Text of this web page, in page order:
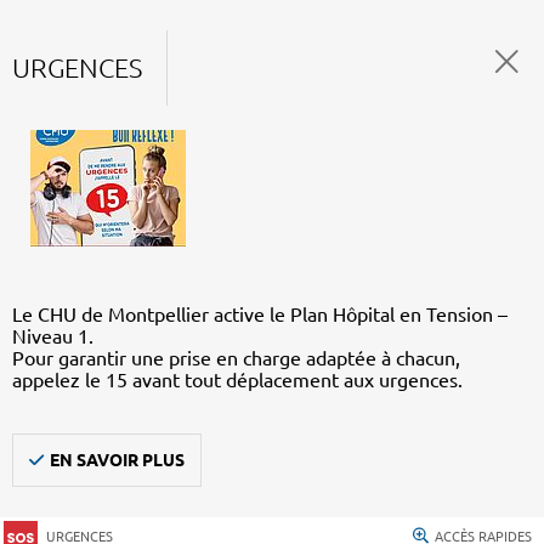
URGENCES
Le CHU de Montpellier active le Plan Hôpital en Tension –
Niveau 1.
Pour garantir une prise en charge adaptée à chacun,
appelez le 15 avant tout déplacement aux urgences.
EN SAVOIR PLUS
URGENCES ACCÈS RAPIDES